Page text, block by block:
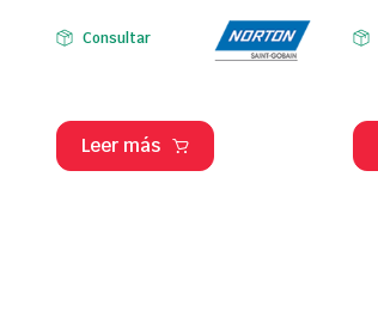
Consultar
Leer más